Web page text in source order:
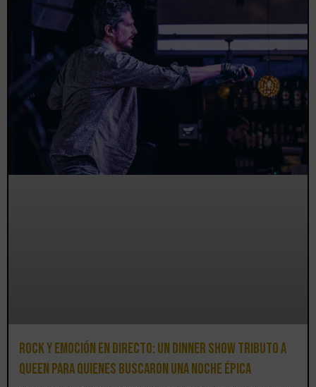
Rock y emoción en directo: un Dinner Show Tributo a
Queen para quienes buscaron una noche épica